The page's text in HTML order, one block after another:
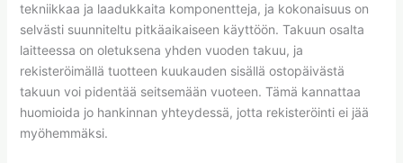
tekniikkaa ja laadukkaita komponentteja, ja kokonaisuus on
selvästi suunniteltu pitkäaikaiseen käyttöön. Takuun osalta
laitteessa on oletuksena yhden vuoden takuu, ja
rekisteröimällä tuotteen kuukauden sisällä ostopäivästä
takuun voi pidentää seitsemään vuoteen. Tämä kannattaa
huomioida jo hankinnan yhteydessä, jotta rekisteröinti ei jää
myöhemmäksi.